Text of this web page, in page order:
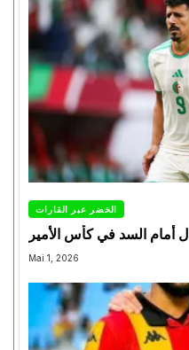
الخضر عبر القارات
أمام السد في كأس الأمير
Mai 1, 2026